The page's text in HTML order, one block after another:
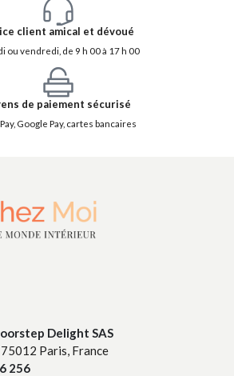
client amical et dévoué
ou vendredi, de 9 h 00 à 17 h 00
de paiement sécurisé
Google Pay, cartes bancaires
Delight SAS
Paris, France
256